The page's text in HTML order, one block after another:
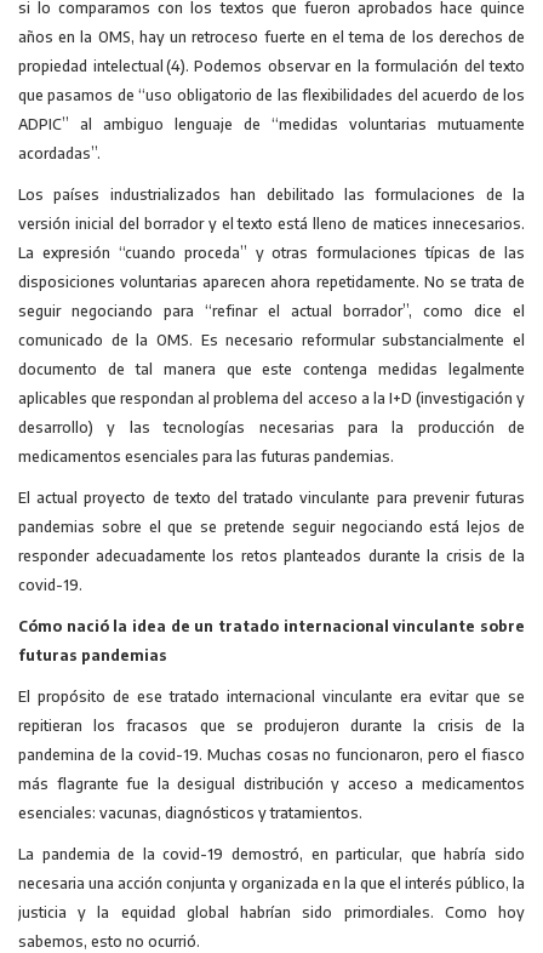
si lo comparamos con los textos que fueron aprobados hace quince
años en la OMS, hay un retroceso fuerte en el tema de los derechos de
propiedad intelectual (4). Podemos observar en la formulación del texto
que pasamos de “uso obligatorio de las flexibilidades del acuerdo de los
ADPIC” al ambiguo lenguaje de “medidas voluntarias mutuamente
acordadas”.
Los países industrializados han debilitado las formulaciones de la
versión inicial del borrador y el texto está lleno de matices innecesarios.
La expresión “cuando proceda” y otras formulaciones típicas de las
disposiciones voluntarias aparecen ahora repetidamente. No se trata de
seguir negociando para “refinar el actual borrador”, como dice el
comunicado de la OMS. Es necesario reformular substancialmente el
documento de tal manera que este contenga medidas legalmente
aplicables que respondan al problema del acceso a la I+D (investigación y
desarrollo) y las tecnolo­gías necesarias para la producción de
medicamentos esenciales para las futuras pandemias.
El actual proyecto de texto del tratado vinculante para prevenir futuras
pandemias sobre el que se pretende seguir negociando está lejos de
responder adecuadamente los retos planteados durante la crisis de la
covid-19.
Cómo nació la idea de un tratado internacional vinculante sobre
futuras pandemias
El propósito de ese tratado internacional vinculante era evitar que se
repitieran los fracasos que se produjeron durante la crisis de la
pandemina de la covid-19. Muchas cosas no funcionaron, pero el fiasco
más flagrante fue la desigual distribución y acceso a medicamentos
esenciales: vacunas, diagnósticos y tratamientos.
La pandemia de la covid-19 demostró, en particular, que habría sido
necesaria una acción conjunta y organizada en la que el interés público, la
justicia y la equidad global habrían sido primordiales. Como hoy
sabemos, esto no ocurrió.